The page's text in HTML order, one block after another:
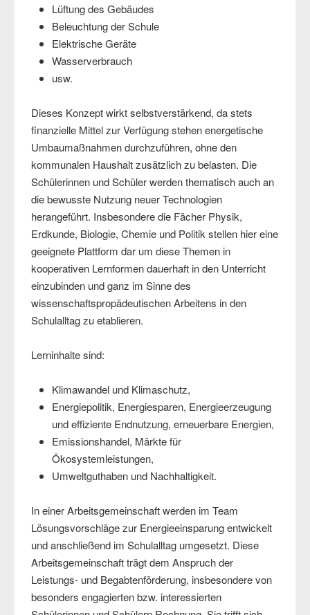
Lüftung des Gebäudes
Beleuchtung der Schule
Elektrische Geräte
Wasserverbrauch
usw.
Dieses Konzept wirkt selbstverstärkend, da stets
finanzielle Mittel zur Verfügung stehen energetische
Umbaumaßnahmen durchzuführen, ohne den
kommunalen Haushalt zusätzlich zu belasten. Die
Schülerinnen und Schüler werden thematisch auch an
die bewusste Nutzung neuer Technologien
herangeführt. Insbesondere die Fächer Physik,
Erdkunde, Biologie, Chemie und Politik stellen hier eine
geeignete Plattform dar um diese Themen in
kooperativen Lernformen dauerhaft in den Unterricht
einzubinden und ganz im Sinne des
wissenschaftspropädeutischen Arbeitens in den
Schulalltag zu etablieren.
Lerninhalte sind:
Klimawandel und Klimaschutz,
Energiepolitik, Energiesparen, Energieerzeugung
und effiziente Endnutzung, erneuerbare Energien,
Emissionshandel, Märkte für
Ökosystemleistungen,
Umweltguthaben und Nachhaltigkeit.
In einer Arbeitsgemeinschaft werden im Team
Lösungsvorschläge zur Energieeinsparung entwickelt
und anschließend im Schulalltag umgesetzt. Diese
Arbeitsgemeinschaft trägt dem Anspruch der
Leistungs- und Begabtenförderung, insbesondere von
besonders engagierten bzw. interessierten